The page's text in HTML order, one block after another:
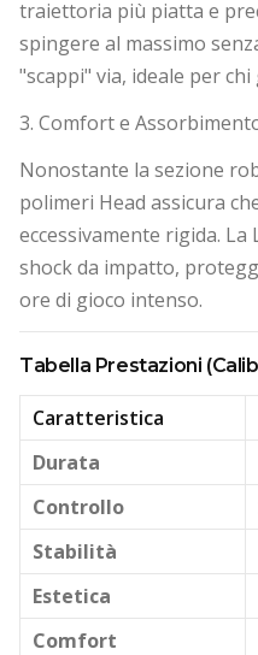
traiettoria più piatta e
spingere al massimo
"scappi" via, ideale per
3. Comfort e
Nonostante la sezione
polimeri Head assicura
eccessivamente rigida. La
shock da impatto,
ore di gioco intenso.
Tabella Prestazioni
Caratteristica
Durata
Controllo
Stabilità
Estetica
Comfort